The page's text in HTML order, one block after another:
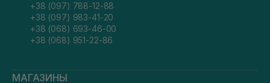
+38 (097) 788-12-88
+38 (097) 983-41-20
+38 (068) 693-46-00
+38 (068) 951-22-86
МАГАЗИНЫ